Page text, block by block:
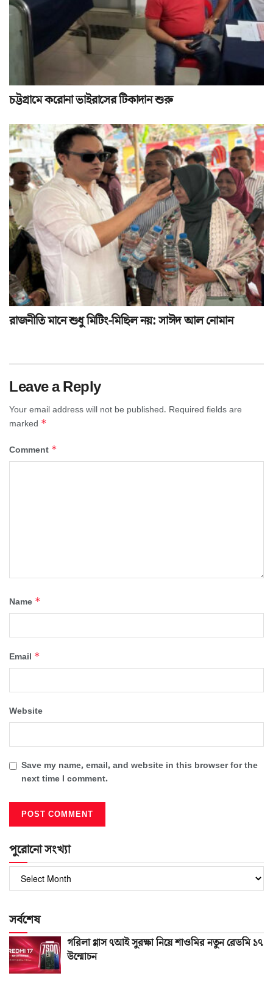
চট্টগ্রামে করোনা ভাইরাসের টিকাদান শুরু
রাজনীতি মানে শুধু মিটিং-মিছিল নয়: সাঈদ আল নোমান
Leave a Reply
Your email address will not be published. Required fields are
marked *
Comment *
Name *
Email *
Website
Save my name, email, and website in this browser for the
next time I comment.
পুরোনো সংখ্যা
সংখ্যা
সর্বশেষ
গরিলা গ্লাস ৭আই সুরক্ষা নিয়ে শাওমির নতুন রেডমি ১৭
উন্মোচন